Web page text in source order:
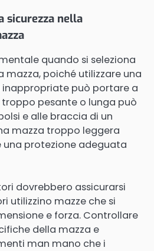
sicurezza nella
quando si seleziona
mazza, poiché utilizzare una
inappropriate può portare a
pesante o lunga può
e alle braccia di un
mazza troppo leggera
protezione adeguata
dovrebbero assicurarsi
utilizzino mazze che si
e forza. Controllare
della mazza e
man mano che i